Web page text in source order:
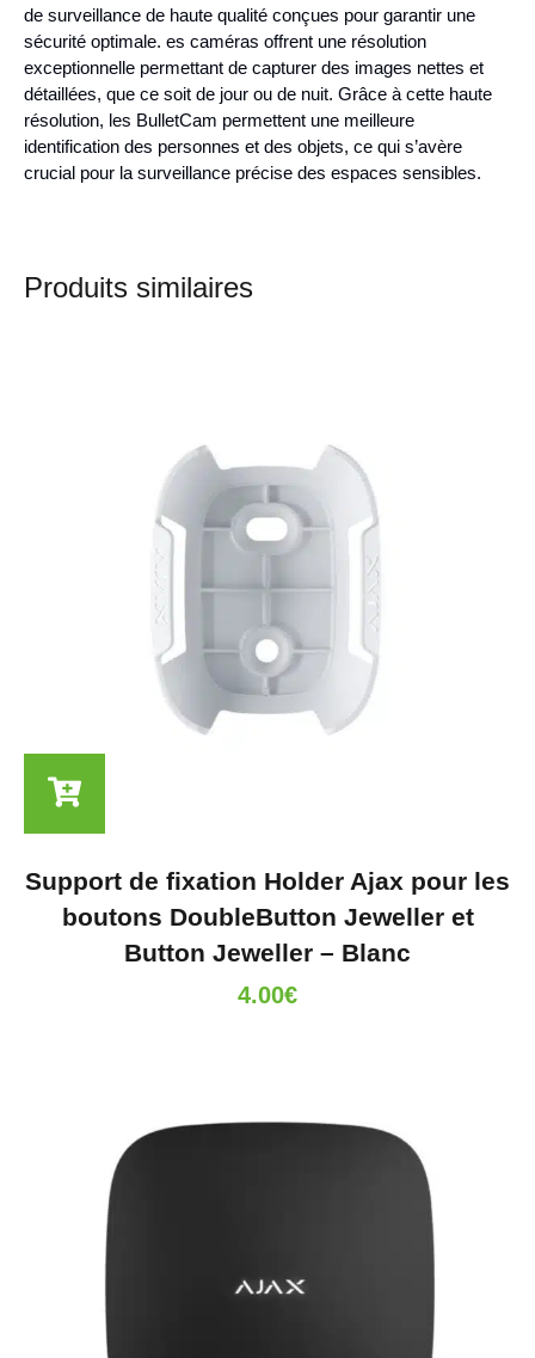
de surveillance de haute qualité conçues pour garantir une
sécurité optimale. es caméras offrent une résolution
exceptionnelle permettant de capturer des images nettes et
détaillées, que ce soit de jour ou de nuit. Grâce à cette haute
résolution, les BulletCam permettent une meilleure
identification des personnes et des objets, ce qui s’avère
crucial pour la surveillance précise des espaces sensibles.
Produits similaires
Support de fixation Holder Ajax pour les
boutons DoubleButton Jeweller et
Button Jeweller – Blanc
4.00€